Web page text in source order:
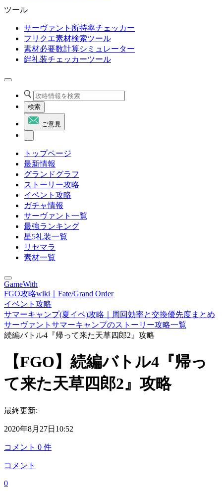
ツール
サーヴァント所持率チェッカー
フリクエ素材検索ツール
素材必要数計算シミュレーター
絆礼装チェッカーツール
検索
ご意見
トップページ
最新情報
グランドグラフ
ストーリー攻略
イベント攻略
ガチャ情報
サーヴァント一覧
最強ランキング
星5礼装一覧
リセマラ
素材一覧
GameWith
FGO攻略wiki｜Fate/Grand Order
イベント攻略
サマーキャンプ(夏イベ)攻略｜周回効率と交換優先度まとめ
サーヴァントサマーキャンプのストーリー攻略一覧
続編バトル4『帰って来た天草四郎2』攻略
【FGO】続編バトル4『帰っ
て来た天草四郎2』攻略
最終更新:
2020年8月27日10:52
コメント 0 件
コメント
0